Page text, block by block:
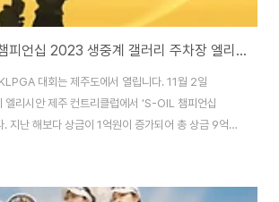
[KLPGA]S-OIL 챔피언십 2023 생중계 갤러리 주차장 엘리시안 제주CC
대회는 제주도에서 열립니다. 11월 2일
엘리시안 제주 컨트리클럽에서 'S-OIL 챔피언십
지난 해보다 상금이 1억원이 증가되어 총 상금 9억원
합니다. 'S-OIL챔피언십 2023' 대회는 갤러리 입장
용을 안내해드리니 확인하고 가시면 더 즐겁고 편안